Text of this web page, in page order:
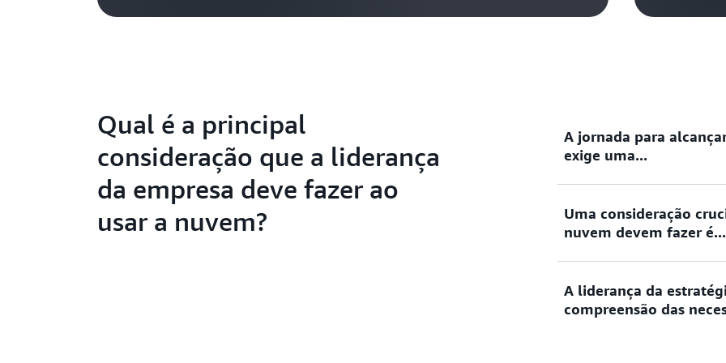
Qual é a principal
consideração que a liderança
da empresa deve fazer ao
usar a nuvem?
A jornada para
exige uma...
A jornada para alcançar
abordagem estratégica que
Uma consideração
nuvem devem fazer é...
Uma consideração crucial
é alinhar a estratégia de
A liderança da
compreensão das